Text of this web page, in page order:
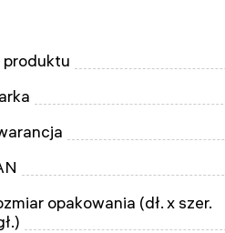
produktu
opakowania (dł. x szer.